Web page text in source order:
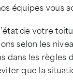
équipes vous
de votre
selon les
dans les règles
que la